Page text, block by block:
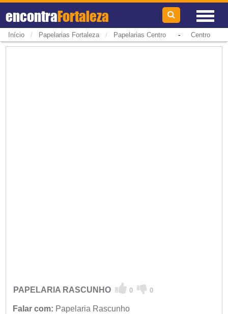
encontraFortaleza
Início / Papelarias Fortaleza / Papelarias Centro- Centro
PAPELARIA RASCUNHO 0 0
Falar com: Papelaria Rascunho